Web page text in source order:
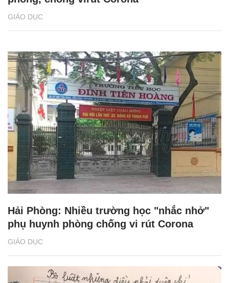
GIÁO DỤC
GIÁO DỤC
Hải Phòng: Nhiều trường học "nhắc nhở"
phụ huynh phòng chống vi rút Corona